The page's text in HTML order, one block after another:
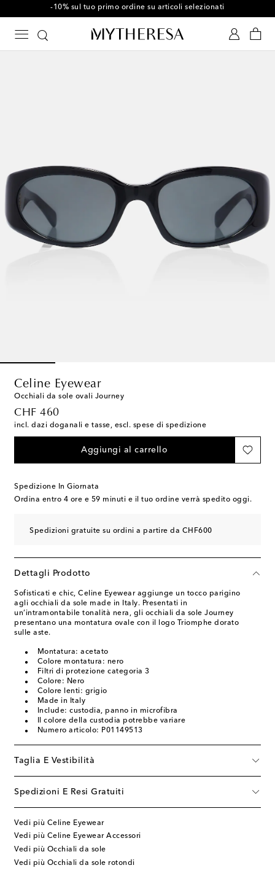
-10% sul tuo primo ordine su articoli selezionati
Celine Eyewear
Occhiali da sole ovali Journey
CHF 460
original price
incl. dazi doganali e tasse, escl. spese di spedizione
Aggiungi al carrello
Spedizione In Giornata
Ordina entro 4 ore e 59 minuti e il tuo ordine verrà spedito oggi.
Spedizioni gratuite su ordini a partire da CHF600
Dettagli Prodotto
Sofisticati e chic, Celine Eyewear aggiunge un tocco parigino
agli occhiali da sole made in Italy. Presentati in
un’intramontabile tonalità nera, gli occhiali da sole Journey
presentano una montatura ovale con il logo Triomphe dorato
sulle aste.
Montatura: acetato
Colore montatura: nero
Filtri di protezione categoria 3
Colore: Nero
Colore lenti: grigio
Made in Italy
Include: custodia, panno in microfibra
Il colore della custodia potrebbe variare
Numero articolo: P01149513
Taglia E Vestibilità
Spedizioni E Resi Gratuiti
Vedi più Celine Eyewear
Vedi più Celine Eyewear Accessori
Vedi più Occhiali da sole
Vedi più Occhiali da sole rotondi